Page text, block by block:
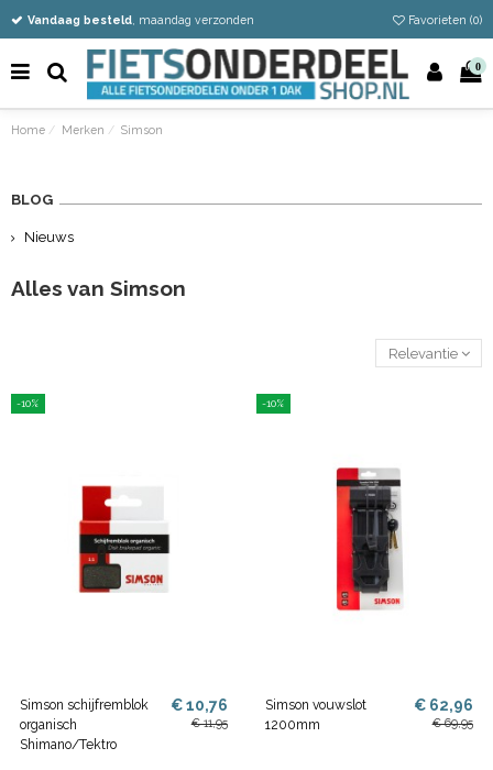
Vandaag besteld, maandag verzonden
Gratis verzending vanaf €50
Eenvoudig retour Favorieten (0)
0
Home Merken Simson
Alles van Simson
Relevantie
-10%
Simson schijfremblok
organisch
Shimano/Tektro
€ 10,76
€ 11,95
-10%
Simson vouwslot
1200mm
€ 62,96
€ 69,95
BLOG
Nieuws